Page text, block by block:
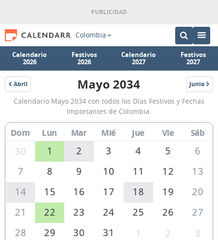
Colombia
Calendario
2026
Festivos
2026
Calendario
2027
Festivos
2027
Abril
2034
Calendario
Mayo
2034
de
Colombia
Mayo 2034 Junio
2034
Calendario Mayo 2034 con todos los Días Festivos y Fechas
Importantes de Colombia.
Dom Lun Mar Mié Jue Vie Sáb
30 1 2 3 4 5
6
7
8 9 10 11 12
13
14
15 16 17 18 19
20
21
22 23 24 25 26
27
28
29 30 31 1 2 3